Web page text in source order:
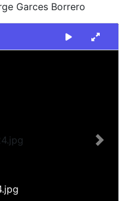
Garces Borrero
Next